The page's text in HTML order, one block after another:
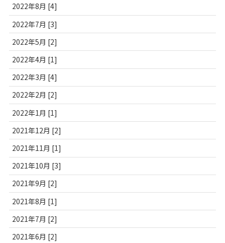
2022年8月 [4]
2022年7月 [3]
2022年5月 [2]
2022年4月 [1]
2022年3月 [4]
2022年2月 [2]
2022年1月 [1]
2021年12月 [2]
2021年11月 [1]
2021年10月 [3]
2021年9月 [2]
2021年8月 [1]
2021年7月 [2]
2021年6月 [2]